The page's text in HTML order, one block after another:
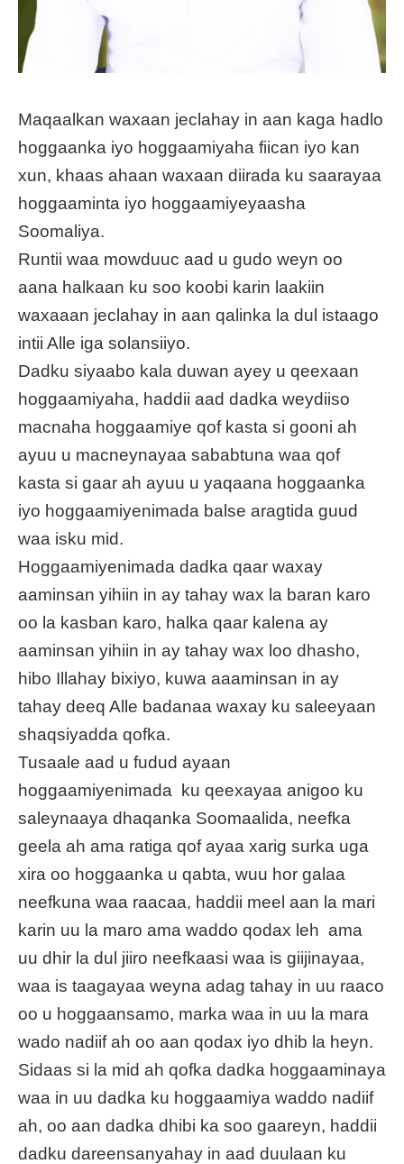
Maqaalkan waxaan jeclahay in aan kaga hadlo
hoggaanka iyo hoggaamiyaha fiican iyo kan
xun, khaas ahaan waxaan diirada ku saarayaa
hoggaaminta iyo hoggaamiyeyaasha
Soomaliya.
Runtii waa mowduuc aad u gudo weyn oo
aana halkaan ku soo koobi karin laakiin
waxaaan jeclahay in aan qalinka la dul istaago
intii Alle iga solansiiyo.
Dadku siyaabo kala duwan ayey u qeexaan
hoggaamiyaha, haddii aad dadka weydiiso
macnaha hoggaamiye qof kasta si gooni ah
ayuu u macneynayaa sababtuna waa qof
kasta si gaar ah ayuu u yaqaana hoggaanka
iyo hoggaamiyenimada balse aragtida guud
waa isku mid.
Hoggaamiyenimada dadka qaar waxay
aaminsan yihiin in ay tahay wax la baran karo
oo la kasban karo, halka qaar kalena ay
aaminsan yihiin in ay tahay wax loo dhasho,
hibo Illahay bixiyo, kuwa aaaminsan in ay
tahay deeq Alle badanaa waxay ku saleeyaan
shaqsiyadda qofka.
Tusaale aad u fudud ayaan
hoggaamiyenimada ku qeexayaa anigoo ku
saleynaaya dhaqanka Soomaalida, neefka
geela ah ama ratiga qof ayaa xarig surka uga
xira oo hoggaanka u qabta, wuu hor galaa
neefkuna waa raacaa, haddii meel aan la mari
karin uu la maro ama waddo qodax leh ama
uu dhir la dul jiiro neefkaasi waa is giijinayaa,
waa is taagayaa weyna adag tahay in uu raaco
oo u hoggaansamo, marka waa in uu la mara
wado nadiif ah oo aan qodax iyo dhib la heyn.
Sidaas si la mid ah qofka dadka hoggaaminaya
waa in uu dadka ku hoggaamiya waddo nadiif
ah, oo aan dadka dhibi ka soo gaareyn, haddii
dadku dareensanyahay in aad duulaan ku